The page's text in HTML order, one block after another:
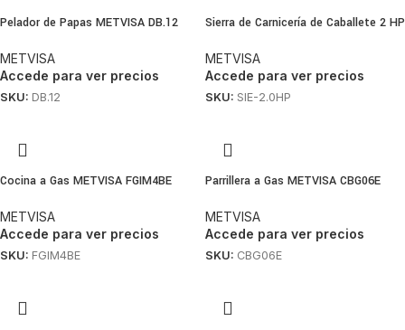
Pelador de Papas METVISA DB.12
METVISA
Accede para ver precios
SKU: DB.12
Sierra de Carnicería de Caballete 2 HP
METVISA
Accede para ver precios
SKU: SIE-2.0HP
Cocina a Gas METVISA FGIM4BE
METVISA
Accede para ver precios
SKU: FGIM4BE
Parrillera a Gas METVISA CBG06E
METVISA
Accede para ver precios
SKU: CBG06E